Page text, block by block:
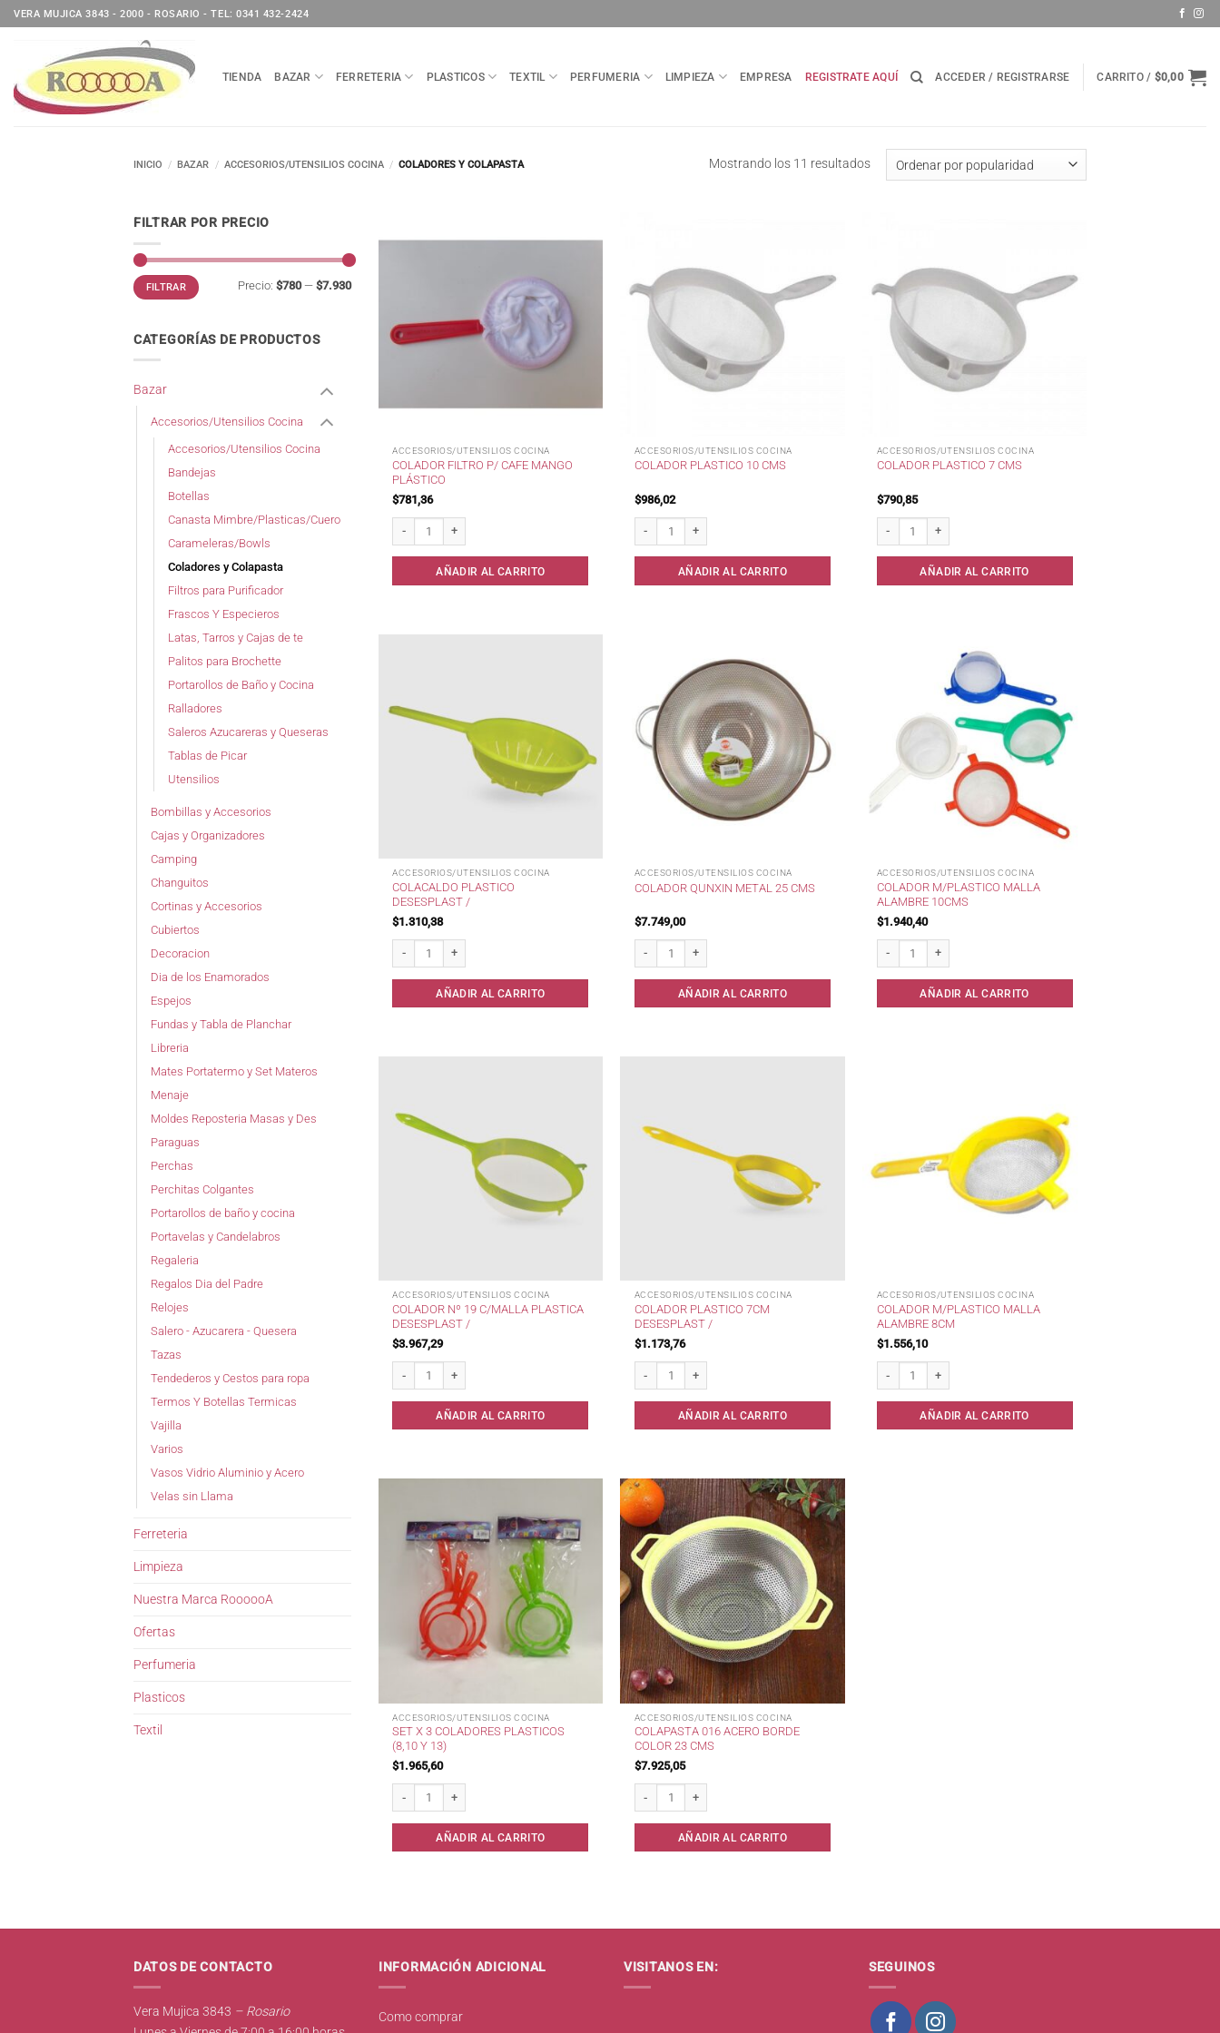
Saltar
al
VERA MUJICA 3843 - 2000 - ROSARIO - TEL: 0341 432-2424
TIENDA BAZAR FERRETERIA PLASTICOS TEXTIL PERFUMERIA LIMPIEZA EMPRESA REGISTRATE AQUÍ ACCEDER / REGISTRARSE CARRITO / $0,00
INICIO / BAZAR / ACCESORIOS/UTENSILIOS COCINA / COLADORES Y COLAPASTA Mostrando los 11 resultadosOrdenado
por
FILTRAR POR PRECIO
Precio
mínimo
Precio
máximo
FILTRAR Precio: $780— $7.930
CATEGORÍAS DE PRODUCTOS
Bazar
Accesorios/Utensilios Cocina
Accesorios/Utensilios Cocina
Bandejas
Botellas
Canasta Mimbre/Plasticas/Cuero
Carameleras/Bowls
Coladores y Colapasta
Filtros para Purificador
Frascos Y Especieros
Latas, Tarros y Cajas de te
Palitos para Brochette
Portarollos de Baño y Cocina
Ralladores
Saleros Azucareras y Queseras
Tablas de Picar
Utensilios
Bombillas y Accesorios
Cajas y Organizadores
Camping
Changuitos
Cortinas y Accesorios
Cubiertos
Decoracion
Dia de los Enamorados
Espejos
Fundas y Tabla de Planchar
Libreria
Mates Portatermo y Set Materos
Menaje
Moldes Reposteria Masas y Des
Paraguas
Perchas
Perchitas Colgantes
Portarollos de baño y cocina
Portavelas y Candelabros
Regaleria
Regalos Dia del Padre
Relojes
Salero - Azucarera - Quesera
Tazas
Tendederos y Cestos para ropa
Termos Y Botellas Termicas
Vajilla
Varios
Vasos Vidrio Aluminio y Acero
Velas sin Llama
Ferreteria
Limpieza
Nuestra Marca RoooooA
Ofertas
Perfumeria
Plasticos
Textil
ACCESORIOS/UTENSILIOS COCINA
COLADOR FILTRO P/ CAFE MANGO
PLÁSTICO
$781,36
AÑADIR AL CARRITO
ACCESORIOS/UTENSILIOS COCINA
COLADOR PLASTICO 10 CMS
$986,02
AÑADIR AL CARRITO
ACCESORIOS/UTENSILIOS COCINA
COLADOR PLASTICO 7 CMS
$790,85
AÑADIR AL CARRITO
ACCESORIOS/UTENSILIOS COCINA
COLACALDO PLASTICO
DESESPLAST /
$1.310,38
AÑADIR AL CARRITO
ACCESORIOS/UTENSILIOS COCINA
COLADOR QUNXIN METAL 25 CMS
$7.749,00
AÑADIR AL CARRITO
ACCESORIOS/UTENSILIOS COCINA
COLADOR M/PLASTICO MALLA
ALAMBRE 10CMS
$1.940,40
AÑADIR AL CARRITO
ACCESORIOS/UTENSILIOS COCINA
COLADOR Nº 19 C/MALLA PLASTICA
DESESPLAST /
$3.967,29
Colador Nº 19 c/Malla Plastica Desesplast / cantidad
AÑADIR AL CARRITO
ACCESORIOS/UTENSILIOS COCINA
COLADOR PLASTICO 7CM
DESESPLAST /
$1.173,76
Colador Plastico 7cm Desesplast / cantidad
AÑADIR AL CARRITO
ACCESORIOS/UTENSILIOS COCINA
COLADOR M/PLASTICO MALLA
ALAMBRE 8CM
$1.556,10
Colador m/Plastico Malla Alambre 8cm cantidad
AÑADIR AL CARRITO
ACCESORIOS/UTENSILIOS COCINA
SET X 3 COLADORES PLASTICOS
(8,10 Y 13)
$1.965,60
Set x 3 Coladores Plasticos (8,10 y 13) cantidad
AÑADIR AL CARRITO
ACCESORIOS/UTENSILIOS COCINA
COLAPASTA 016 ACERO BORDE
COLOR 23 CMS
$7.925,05
Colapasta 016 Acero Borde Color 23 cms cantidad
AÑADIR AL CARRITO
DATOS DE CONTACTO
Vera Mujica 3843 – Rosario
INFORMACIÓN ADICIONAL
Como comprar
VISITANOS EN: SEGUINOS